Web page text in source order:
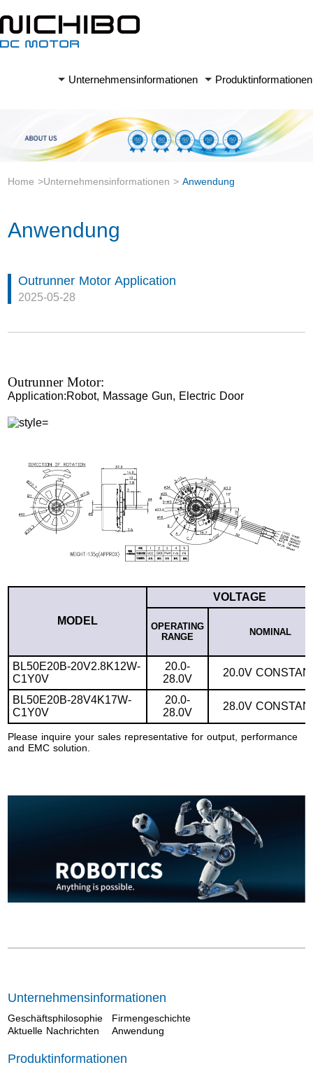
Unternehmensinformationen Produktinformationen
Home >Unternehmensinformationen > Anwendung
Anwendung
Outrunner Motor Application
2025-05-28
Outrunner Motor:
Application:Robot, Massage Gun, Electric Door
MODEL
VOLTAGE
OPERATING
RANGE
NOMINAL
BL50E20B-20V2.8K12W-
C1Y0V
20.0-
28.0V
20.0V
BL50E20B-28V4K17W-
C1Y0V
20.0-
28.0V
28.0V
Please inquire your sales representative for output, performance
and EMC solution.
Unternehmensinformationen
Geschäftsphilosophie
Firmengeschichte
Aktuelle Nachrichten
Anwendung
Produktinformationen